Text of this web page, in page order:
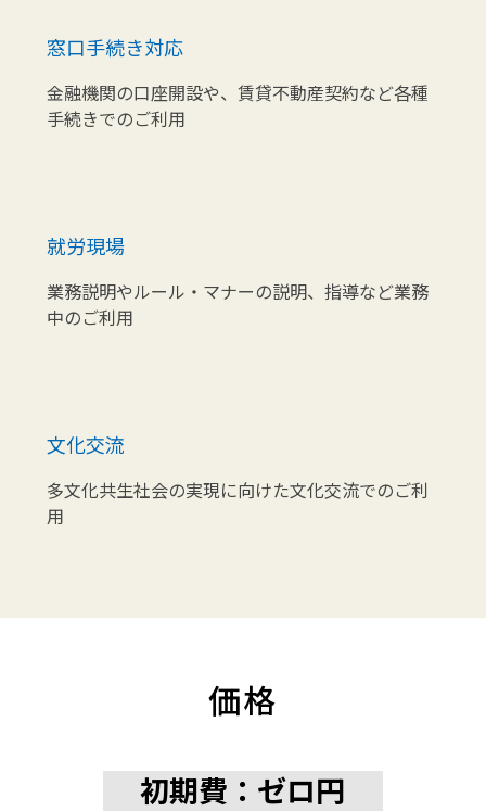
窓口手続き対応
金融機関の口座開設や、賃貸不動産契約など各種
手続きでのご利用
就労現場
業務説明やルール・マナーの説明、指導など業務
中のご利用
文化交流
多文化共生社会の実現に向けた文化交流でのご利
用
価格
初期費：ゼロ円